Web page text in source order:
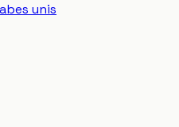
unis